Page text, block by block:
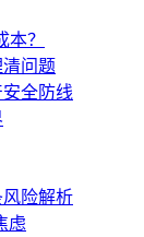
？
问题
全防线
险解析
虑